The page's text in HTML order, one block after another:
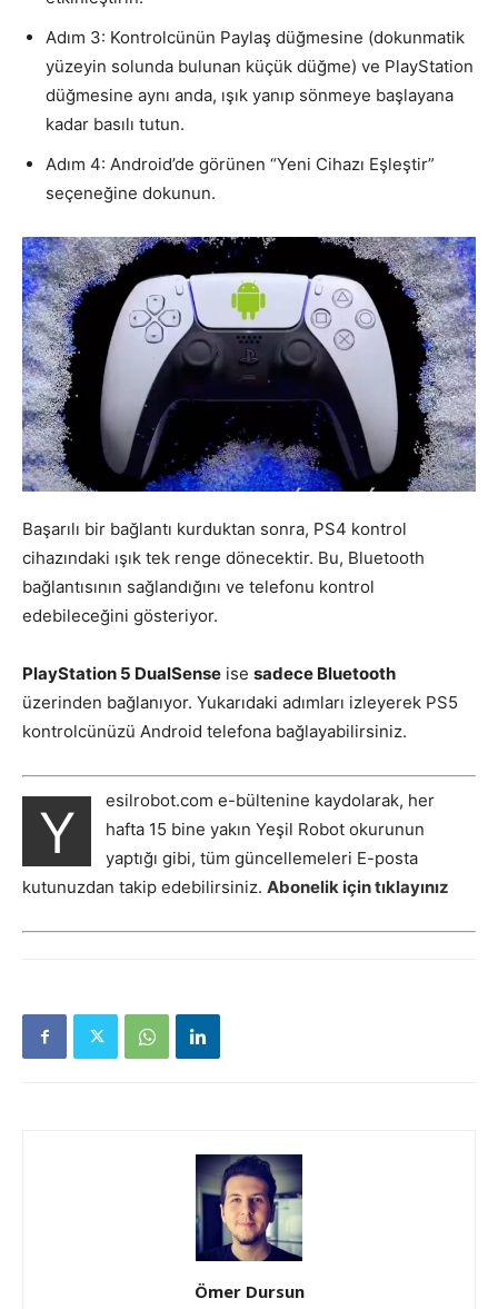
Adım 3: Kontrolcünün Paylaş düğmesine (dokunmatik
yüzeyin solunda bulunan küçük düğme) ve PlayStation
düğmesine aynı anda, ışık yanıp sönmeye başlayana
kadar basılı tutun.
Adım 4: Android’de görünen “Yeni Cihazı Eşleştir”
seçeneğine dokunun.
Başarılı bir bağlantı kurduktan sonra, PS4 kontrol
cihazındaki ışık tek renge dönecektir. Bu, Bluetooth
bağlantısının sağlandığını ve telefonu kontrol
edebileceğini gösteriyor.
PlayStation 5 DualSense ise sadece Bluetooth
üzerinden bağlanıyor. Yukarıdaki adımları izleyerek PS5
kontrolcünüzü Android telefona bağlayabilirsiniz.
Y
esilrobot.com e-bültenine kaydolarak, her
hafta 15 bine yakın Yeşil Robot okurunun
yaptığı gibi, tüm güncellemeleri E-posta
kutunuzdan takip edebilirsiniz. Abonelik için tıklayınız
Ömer Dursun